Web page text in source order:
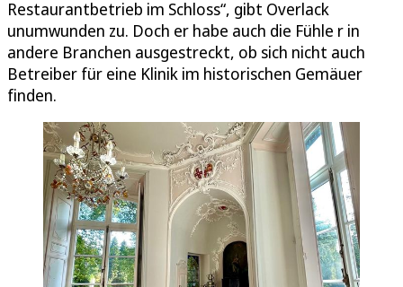
Restaurantbetrieb im Schloss“, gibt Overlack
unumwunden zu. Doch er habe auch die Fühle r in
andere Branchen ausgestreckt, ob sich nicht auch
Betreiber für eine Klinik im historischen Gemäuer
finden.